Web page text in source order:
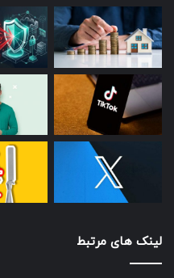
لینک های مرتبط